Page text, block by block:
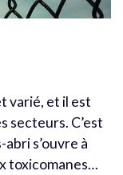
varié, et il est
secteurs. C’est
abri s’ouvre à
toxicomanes…